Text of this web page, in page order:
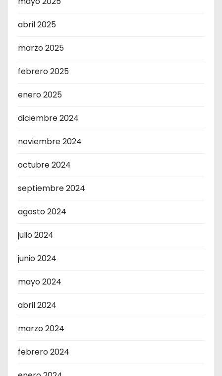
abril 2025
marzo 2025
febrero 2025
enero 2025
diciembre 2024
noviembre 2024
octubre 2024
septiembre 2024
agosto 2024
julio 2024
junio 2024
mayo 2024
abril 2024
marzo 2024
febrero 2024